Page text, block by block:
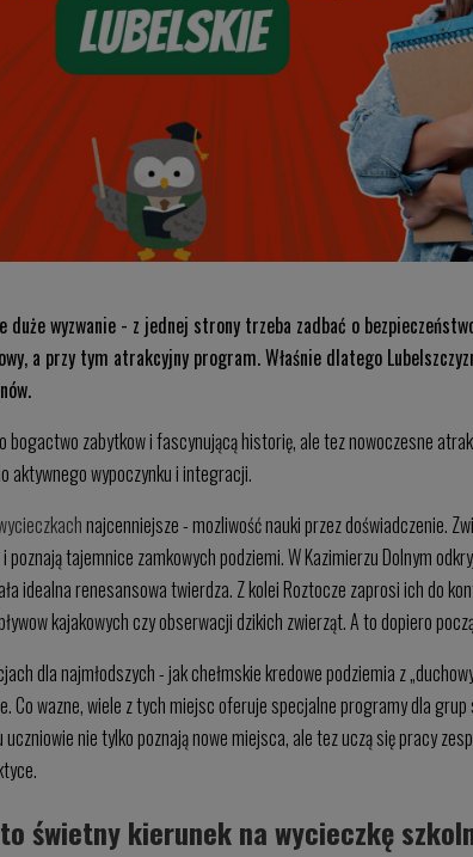
duże wyzwanie - z jednej strony trzeba zadbać o
a przy tym atrakcyjny program. Właśnie dlatego
zabytkow i fascynującą historię, ale tez nowoczesne
aktywnego wypoczynku i integracji.
najcenniejsze - mozliwość nauki przez doświadczenie.
tajemnice zamkowych podziemi. W Kazimierzu Dolnym
idealna renesansowa twierdza. Z kolei Roztocze zaprosi ich do
kajakowych czy obserwacji dzikich zwierząt. A to dopiero
dla najmłodszych - jak chełmskie kredowe podziemia z
Co wazne, wiele z tych miejsc oferuje specjalne programy dla
nie tylko poznają nowe miejsca, ale tez uczą się pracy
świetny kierunek na wycieczkę